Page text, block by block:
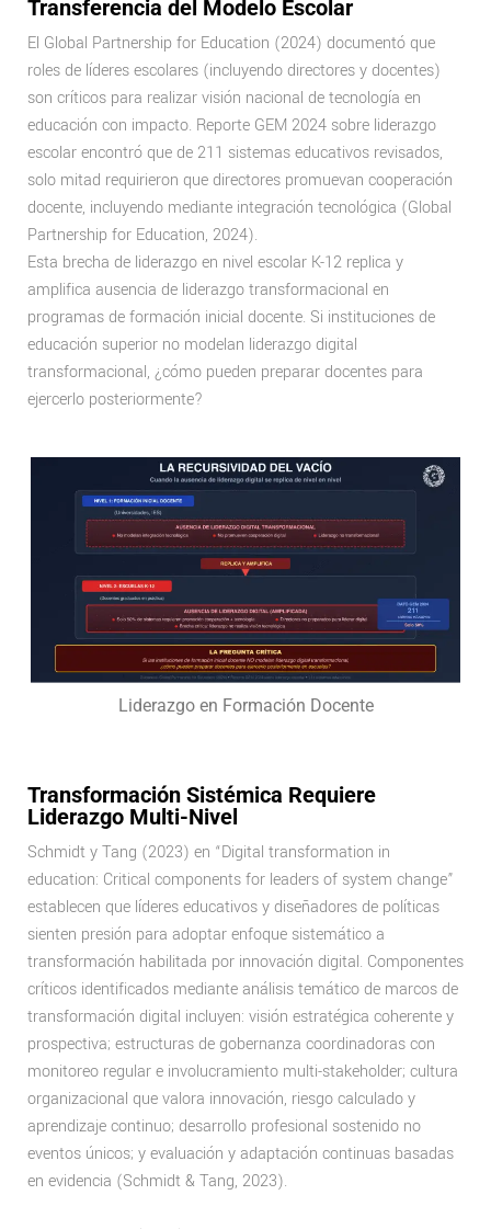
Transferencia del Modelo Escolar
El Global Partnership for Education (2024) documentó que
roles de líderes escolares (incluyendo directores y docentes)
son críticos para realizar visión nacional de tecnología en
educación con impacto. Reporte GEM 2024 sobre liderazgo
escolar encontró que de 211 sistemas educativos revisados,
solo mitad requirieron que directores promuevan cooperación
docente, incluyendo mediante integración tecnológica (Global
Partnership for Education, 2024).
Esta brecha de liderazgo en nivel escolar K-12 replica y
amplifica ausencia de liderazgo transformacional en
programas de formación inicial docente. Si instituciones de
educación superior no modelan liderazgo digital
transformacional, ¿cómo pueden preparar docentes para
ejercerlo posteriormente?
Liderazgo en Formación Docente
Transformación Sistémica Requiere
Liderazgo Multi-Nivel
Schmidt y Tang (2023) en “Digital transformation in
education: Critical components for leaders of system change”
establecen que líderes educativos y diseñadores de políticas
sienten presión para adoptar enfoque sistemático a
transformación habilitada por innovación digital. Componentes
críticos identificados mediante análisis temático de marcos de
transformación digital incluyen: visión estratégica coherente y
prospectiva; estructuras de gobernanza coordinadoras con
monitoreo regular e involucramiento multi-stakeholder; cultura
organizacional que valora innovación, riesgo calculado y
aprendizaje continuo; desarrollo profesional sostenido no
eventos únicos; y evaluación y adaptación continuas basadas
en evidencia (Schmidt & Tang, 2023).